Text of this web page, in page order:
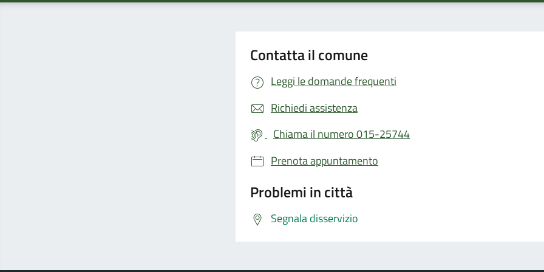
Contatta il comune
Leggi le domande frequenti
Richiedi assistenza
Chiama il numero 015-25744
Prenota appuntamento
Problemi in città
Segnala disservizio